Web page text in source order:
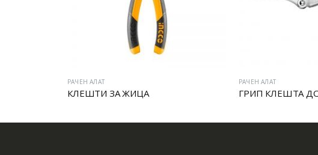
РАЧЕН АЛАТ
КЛЕШТИ ЗА ЖИЦА
РАЧЕН АЛАТ
ГРИП КЛЕШТА